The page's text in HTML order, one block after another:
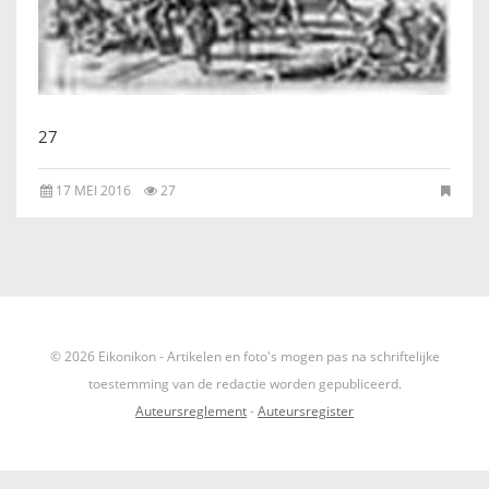
IKONEN, EEN INTRODUCTIE
OVER DE STICHTING
LINKS
MATERIALEN
DOEN OF LATEN
27
17 MEI 2016 27
© 2026 Eikonikon - Artikelen en foto's mogen pas na schriftelijke
toestemming van de redactie worden gepubliceerd.
Auteursreglement-Auteursregister